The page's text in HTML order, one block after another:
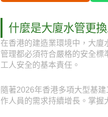
什麼是大廈水管更
在香港的建造業環境中，大廈
管理都必須符合嚴格的安全
工人安全的基本責任。
隨著2026年香港多項大型基
作人員的需求持續增長。掌握